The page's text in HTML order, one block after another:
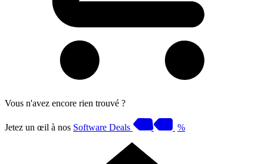
Vous n'avez encore rien trouvé ?
Jetez un œil à nos Software Deals %